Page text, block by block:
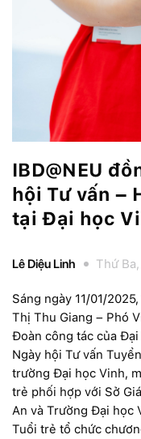
IBD@NEU
hội Tư vấn –
tại Đại học
Lê Diệu Linh Thứ
Sáng ngày 11/01/
Thị Thu Giang – Phó
Đoàn công tác của
Ngày hội Tư vấn
trường Đại học Vinh,
trẻ phối hợp với Sở
An và Trường Đại học
Tuổi trẻ tổ chức